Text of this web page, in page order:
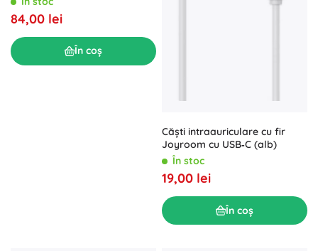
84,00 lei
În coș
Căști intraauriculare cu fir
Joyroom cu USB‑C (alb)
În stoc
19,00 lei
În coș